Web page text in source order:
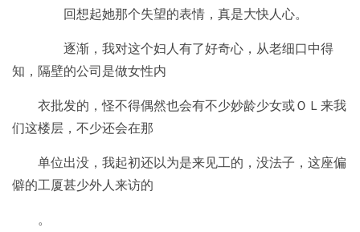
回想起她那个失望的表情，真是大快人心。
逐渐，我对这个妇人有了好奇心，从老细口中得
知，隔壁的公司是做女性内
衣批发的，怪不得偶然也会有不少妙龄少女或ＯＬ来我
们这楼层，不少还会在那
单位出没，我起初还以为是来见工的，没法子，这座偏
僻的工厦甚少外人来访的
。